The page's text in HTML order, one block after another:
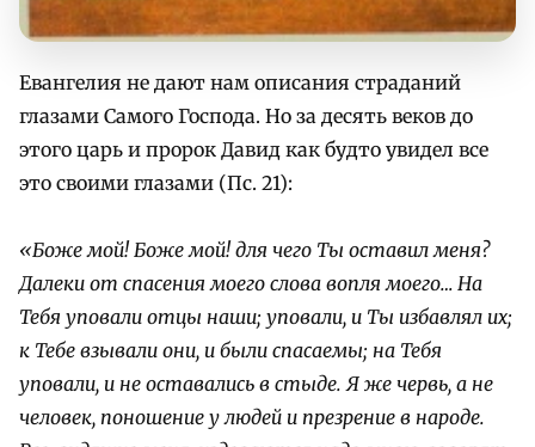
Евангелия не дают нам описания страданий
глазами Самого Господа. Но за десять веков до
этого царь и пророк Давид как будто увидел все
это своими глазами (Пс. 21):
«Боже мой! Боже мой! для чего Ты оставил меня?
Далеки от спасения моего слова вопля моего… На
Тебя уповали отцы наши; уповали, и Ты избавлял их;
к Тебе взывали они, и были спасаемы; на Тебя
уповали, и не оставались в стыде. Я же червь, а не
человек, поношение у людей и презрение в народе.